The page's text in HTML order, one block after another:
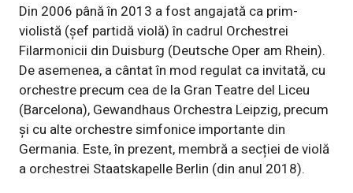
Din 2006 până în 2013 a fost angajată ca prim-
violistă (șef partidă violă) în cadrul Orchestrei
Filarmonicii din Duisburg (Deutsche Oper am Rhein).
De asemenea, a cântat în mod regulat ca invitată, cu
orchestre precum cea de la Gran Teatre del Liceu
(Barcelona), Gewandhaus Orchestra Leipzig, precum
și cu alte orchestre simfonice importante din
Germania. Este, în prezent, membră a secției de violă
a orchestrei Staatskapelle Berlin (din anul 2018).